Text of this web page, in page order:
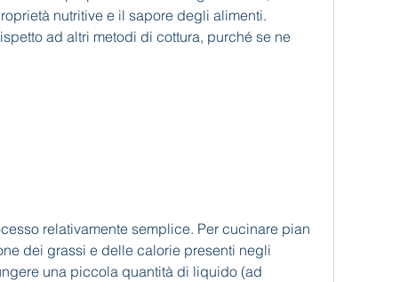
nutritive e il sapore degli alimenti.
ad altri metodi di cottura, purché se ne
relativamente semplice. Per cucinare pian
dei grassi e delle calorie presenti negli
una piccola quantità di liquido (ad